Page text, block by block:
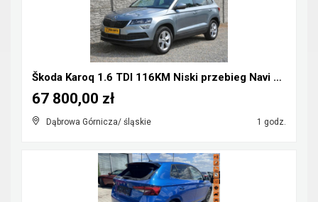
Škoda Karoq 1.6 TDI 116KM Niski przebieg Navi Kame...
Dąbrowa Górnicza/ śląskie 1 godz.
67 800,00 zł